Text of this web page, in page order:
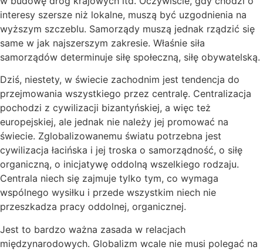
interesy szersze niż lokalne, muszą być uzgodnienia na
wyższym szczeblu. Samorządy muszą jednak rządzić się
same w jak najszerszym zakresie. Właśnie siła
samorządów determinuje siłę społeczną, siłę obywatelską.
Dziś, niestety, w świecie zachodnim jest tendencja do
przejmowania wszystkiego przez centralę. Centralizacja
pochodzi z cywilizacji bizantyńskiej, a więc też
europejskiej, ale jednak nie należy jej promować na
świecie. Zglobalizowanemu światu potrzebna jest
cywilizacja łacińska i jej troska o samorządność, o siłę
organiczną, o inicjatywę oddolną wszelkiego rodzaju.
Centrala niech się zajmuje tylko tym, co wymaga
wspólnego wysiłku i przede wszystkim niech nie
przeszkadza pracy oddolnej, organicznej.
Jest to bardzo ważna zasada w relacjach
międzynarodowych. Globalizm wcale nie musi polegać na